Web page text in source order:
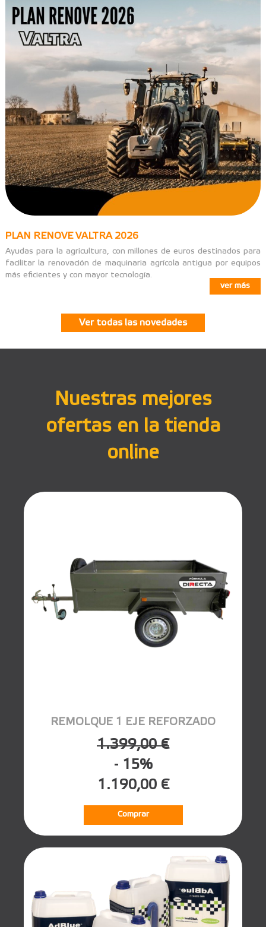
PLAN RENOVE VALTRA 2026
Ayudas para la agricultura, con millones de euros destinados para
facilitar la renovación de maquinaria agrícola antigua por equipos
más eficientes y con mayor tecnología.
ver más
Ver todas las novedades
Nuestras mejores
ofertas en la tienda
online
REMOLQUE 1 EJE REFORZADO
1.399,00 €
- 15%
1.190,00 €
Comprar